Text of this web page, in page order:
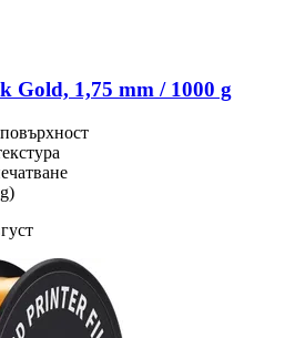
Gold, 1,75 mm / 1000 g